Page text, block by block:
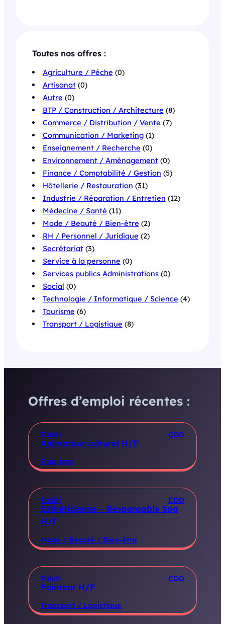
Toutes nos offres :
Agriculture / Pêche (0)
Artisanat(0)
Autre (0)
BTP / Construction / Architecture (8)
Commerce / Distribution / Vente (7)
Communication / Marketing(1)
Enseignement / Recherche (0)
Environnement / Aménagement(0)
Finance / Comptabilité / Gestion (5)
Hôtellerie / Restauration (31)
Industrie / Réparation / Entretien (12)
Médecine / Santé (11)
Mode / Beauté / Bien-être (2)
RH / Personnel / Juridique (2)
Secrétariat(3)
Service à la personne (0)
Services publics Administrations(0)
Social (0)
Technologie / Informatique / Science (4)
Tourisme (6)
Transport / Logistique (8)
Offres d’emploi récentes :
Tahiti CDD
Animateur culturel H/F
Tourisme
Tahiti CDD
Esthéticienne – Responsable Spa
H/F
Mode / Beauté / Bien-être
Tahiti CDD
Pointeur H/F
Transport / Logistique